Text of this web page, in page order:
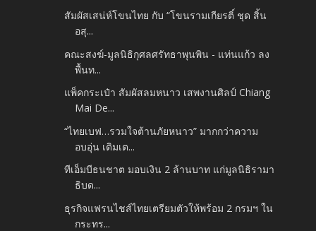
สัมผัสเสน่ห์โขนไทย กับ “โขนรามเกียรติ์ ชุด สิ้น
อสุ...
คณะสงฆ์-มูลนิธิกุศลศรัทธาพุนพิน - แท่นแก้ว ลง
พื้นท...
แพ็คกระเป๋า สัมผัสลมหนาว เสพงานศิลป์ Chiang
Mai De...
“ไทยเบฟ…รวมใจต้านภัยหนาว” มากกว่าความ
อบอุ่น เติมเต...
ทีเอ็มบีธนชาต มอบเงิน 2 ล้านบาท แก่มูลนิธิรามา
ธิบด...
ธุรกิจแฟรนไชส์ไทยเตรียมตัวให้พร้อม 2 กรมฯ ใน
กระทร...